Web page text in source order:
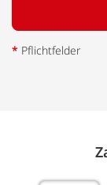
* Pflichtfelder